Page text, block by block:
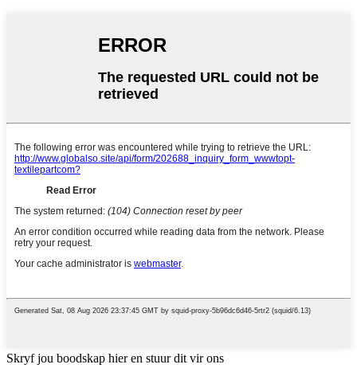
Skryf jou boodskap hier en stuur dit vir ons